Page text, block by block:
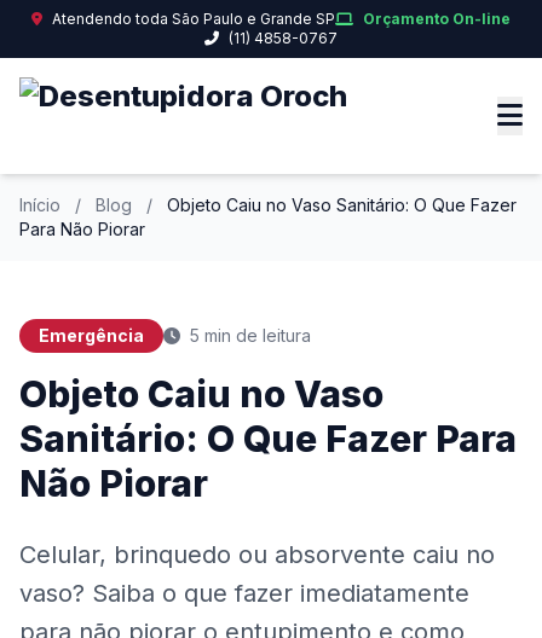
Atendendo toda São Paulo e Grande SP
Orçamento On-line
(11) 4858-0767
Início / Blog /
Objeto Caiu no Vaso Sanitário: O Que Fazer
Para Não Piorar
Emergência 5 min de leitura
Objeto Caiu no Vaso
Sanitário: O Que Fazer Para
Não Piorar
Celular, brinquedo ou absorvente caiu no
vaso? Saiba o que fazer imediatamente
para não piorar o entupimento e como